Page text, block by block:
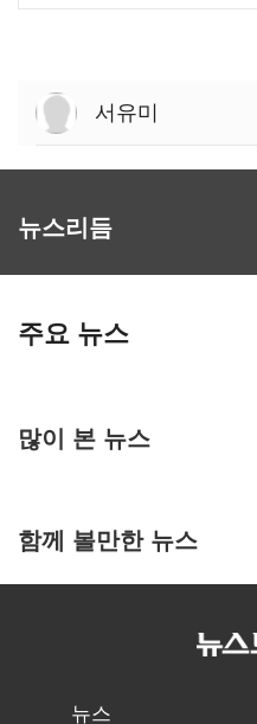
서유미
뉴스리듬
주요 뉴스
많이 본 뉴스
함께 볼만한 뉴스
뉴스